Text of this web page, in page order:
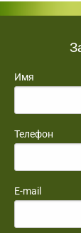
Имя
Телефон
E-mail